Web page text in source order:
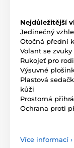
Nejdůležitější
Jedinečný
Otočná přední
Volant se
Rukojeť pro
Výsuvné
Plastová
kůži
Prostorná
Ochrana proti
Více informací ›